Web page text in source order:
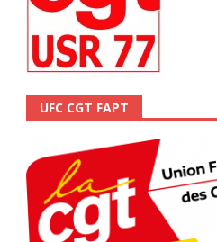
UFC CGT FAPT